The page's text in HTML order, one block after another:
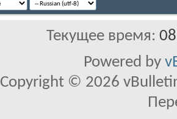
Текущее время:
Powered by
Copyright © 2026